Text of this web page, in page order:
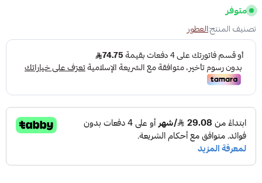
متوفر
تصنيف المنتج:العطور